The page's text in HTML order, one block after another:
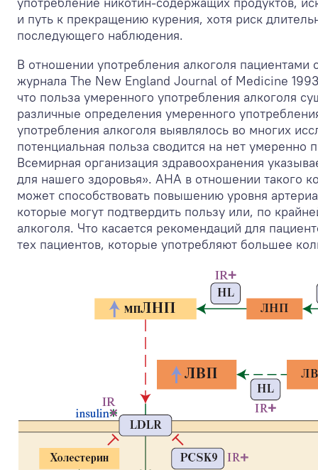
и путь к прекращению курения, хотя риск
последующего наблюдения.
В отношении употребления алкоголя
журнала The New England Journal of Medicine
что польза умеренного употребления алкоголя
различные определения умеренного
употребления алкоголя выявлялось во многих
потенциальная польза сводится на нет
Всемирная организация здравоохранения
для нашего здоровья». AHA в отношении такого
может способствовать повышению уровня
которые могут подтвердить пользу или, по
алкоголя. Что касается рекомендаций для
тех пациентов, которые употребляют большее